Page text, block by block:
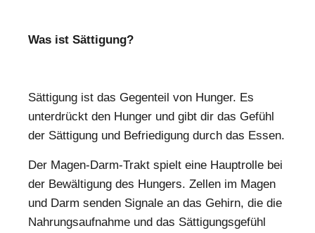
Was ist Sättigung?
Sättigung ist das Gegenteil von Hunger. Es
unterdrückt den Hunger und gibt dir das Gefühl
der Sättigung und Befriedigung durch das Essen.
Der Magen-Darm-Trakt spielt eine Hauptrolle bei
der Bewältigung des Hungers. Zellen im Magen
und Darm senden Signale an das Gehirn, die die
Nahrungsaufnahme und das Sättigungsgefühl